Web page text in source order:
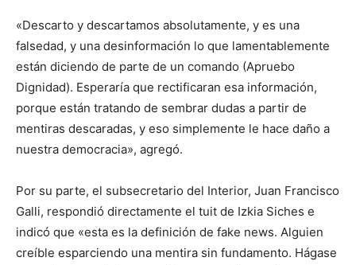
«Descarto y descartamos absolutamente, y es una
falsedad, y una desinformación lo que lamentablemente
están diciendo de parte de un comando (Apruebo
Dignidad). Esperaría que rectificaran esa información,
porque están tratando de sembrar dudas a partir de
mentiras descaradas, y eso simplemente le hace daño a
nuestra democracia», agregó.
Por su parte, el subsecretario del Interior, Juan Francisco
Galli, respondió directamente el tuit de Izkia Siches e
indicó que «esta es la definición de fake news. Alguien
creíble esparciendo una mentira sin fundamento. Hágase